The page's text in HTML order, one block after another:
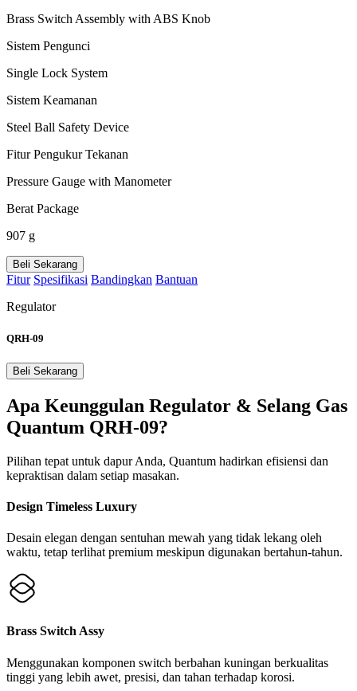
Brass Switch Assembly with ABS Knob
Sistem Pengunci
Single Lock System
Sistem Keamanan
Steel Ball Safety Device
Fitur Pengukur Tekanan
Pressure Gauge with Manometer
Berat Package
907 g
Beli Sekarang
Fitur Spesifikasi Bandingkan Bantuan
Regulator
QRH-09
Beli Sekarang
Apa Keunggulan Regulator & Selang Gas
Quantum QRH-09?
Pilihan tepat untuk dapur Anda, Quantum hadirkan efisiensi dan
kepraktisan dalam setiap masakan.
Design Timeless Luxury
Desain elegan dengan sentuhan mewah yang tidak lekang oleh
waktu, tetap terlihat premium meskipun digunakan bertahun-tahun.
Brass Switch Assy
Menggunakan komponen switch berbahan kuningan berkualitas
tinggi yang lebih awet, presisi, dan tahan terhadap korosi.